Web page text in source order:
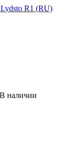
R1 (RU)
В наличии